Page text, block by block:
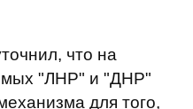
что на
"ЛНР" и "ДНР"
для того,